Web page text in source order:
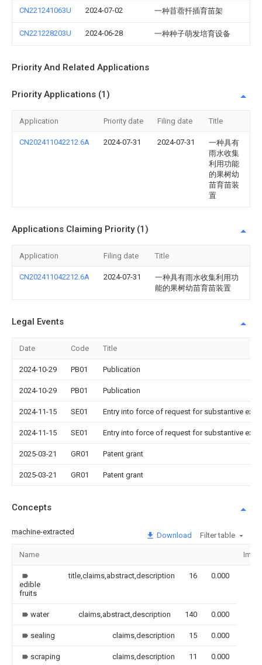
CN221241063U 2024-07-02 一种苜蓿扦插育苗架
CN221228203U 2024-06-28 一种种子萌发培育设备
Priority And Related Applications
Priority Applications (1)
Application Priority date Filing date Title
CN202411042212.6A 2024-07-31 2024-07-31
一种具有
雨水收集
利用功能
的果树幼
苗育苗装
置
Applications Claiming Priority (1)
Application Filing date Title
CN202411042212.6A 2024-07-31
一种具有雨水收集利用功
能的果树幼苗育苗装置
Legal Events
Date Code Title
2024-10-29 PB01 Publication
2024-10-29 PB01 Publication
2024-11-15 SE01 Entry into force of request for substantive
2024-11-15 SE01 Entry into force of request for substantive
2025-03-21 GR01 Patent grant
2025-03-21 GR01 Patent grant
Concepts
machine-extracted Download Filter table
Name
edible
fruits
title,claims,abstract,description 16 0.000
water claims,abstract,description 140 0.000
sealing claims,description 15 0.000
scraping claims,description 11 0.000